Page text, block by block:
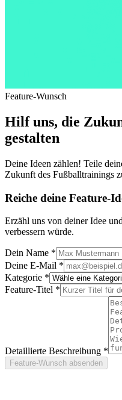
Feature-Wunsch
Hilf uns, die
gestalten
Deine Ideen zählen! Teile
Zukunft des Fußballtrainings
Reiche deine Feature-
Erzähl uns von deiner Idee
verbessern würde.
Dein Name *
Deine E-Mail *
Kategorie *
Feature-Titel *
Detaillierte Beschreibung *
Feature-Wunsch absenden